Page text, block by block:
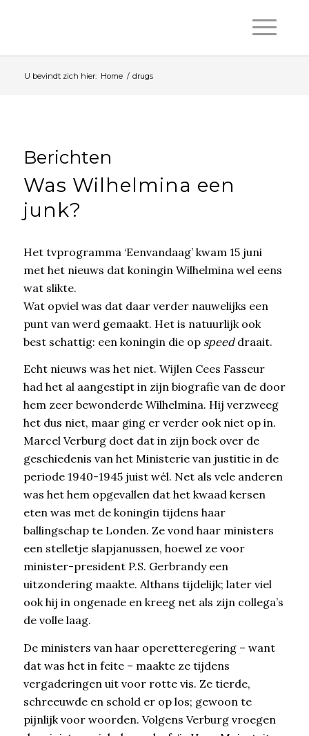
U bevindt zich hier: Home / drugs
Berichten
Was Wilhelmina een
junk?
Het tvprogramma ‘Eenvandaag’ kwam 15 juni
met het nieuws dat koningin Wilhelmina wel eens
wat slikte.
Wat opviel was dat daar verder nauwelijks een
punt van werd gemaakt. Het is natuurlijk ook
best schattig: een koningin die op speeddraait.
Echt nieuws was het niet. Wijlen Cees Fasseur
had het al aangestipt in zijn biografie van de door
hem zeer bewonderde Wilhelmina. Hij verzweeg
het dus niet, maar ging er verder ook niet op in.
Marcel Verburg doet dat in zijn boek over de
geschiedenis van het Ministerie van justitie in de
periode 1940-1945 juist wél. Net als vele anderen
was het hem opgevallen dat het kwaad kersen
eten was met de koningin tijdens haar
ballingschap te Londen. Ze vond haar ministers
een stelletje slapjanussen, hoewel ze voor
minister-president P.S. Gerbrandy een
uitzondering maakte. Althans tijdelijk; later viel
ook hij in ongenade en kreeg net als zijn collega’s
de volle laag.
De ministers van haar operetteregering – want
dat was het in feite – maakte ze tijdens
vergaderingen uit voor rotte vis. Ze tierde,
schreeuwde en schold er op los; gewoon te
pijnlijk voor woorden. Volgens Verburg vroegen